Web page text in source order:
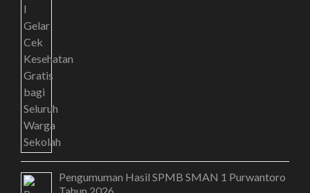
Pengumuman Hasil SPMB SMAN 1 Purwantoro